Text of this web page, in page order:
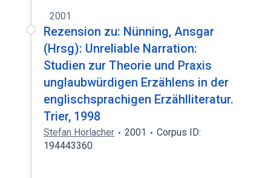
2001
Rezension zu: Nünning, Ansgar
(Hrsg): Unreliable Narration:
Studien zur Theorie und Praxis
unglaubwürdigen Erzählens in der
englischsprachigen Erzählliteratur.
Trier, 1998
Stefan Horlacher 2001
Corpus ID:
194443360